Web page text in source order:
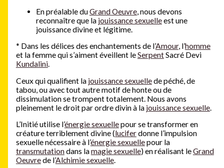
En préalable duGrand Oeuvre, nous devons
reconnaître que la jouissance sexuelleest une
jouissance divine et légitime.
* Dans les délices des enchantements de l’Amour, l’homme
et la femme qui s’aiment éveillent leSerpentSacré Devi
Kundalini.
Ceux qui qualifient la jouissance sexuellede péché, de
tabou, ou avec tout autre motif de honte ou de
dissimulation se trompent totalement. Nous avons
pleinement le droit par ordre divin à la jouissance sexuelle.
L’Initié utilise l’énergie sexuellepour se transformer en
créature terriblement divine (luciferdonne l’impulsion
sexuelle nécessaire à l’énergie sexuellepour la
transmutationdans lamagie sexuelle) en réalisant leGrand
Oeuvrede l’Alchimie sexuelle.